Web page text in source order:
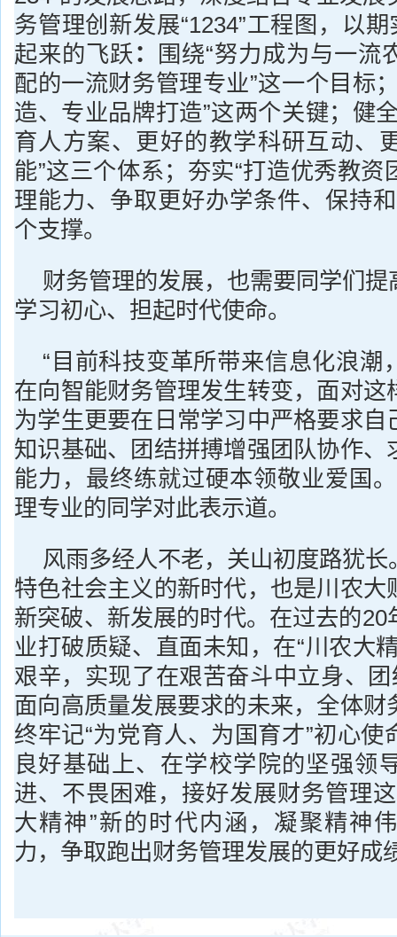
务管理创新发展“1234”工程图，以期
起来的飞跃 ：
围绕“努力成为与一流
配的一流财务管理专业”这一个目标
造、专业品牌打造”这两个关键；健
育人方案、更好的教学科研互动、
能”这三个体系；夯实“打造优秀教资
理能力、争取更好办学条件、保持
个支撑。
财务管理的发展，也需要同学们
学习初心、担起时代使命。
“目前科技变革所带来信息化浪潮
在向智能财务管理发生转变，面对这
为学生更要在日常学习中严格要求自
知识基础、团结拼搏增强团队协作、
能力，最终练就过硬本领敬业爱国
理专业的同学对此表示道。
风雨多经人不老，关山初度路犹
特色社会主义的新时代，也是川农大
新突破、新发展的时代。在过去的20
业打破质疑、直面未知，在“川农大
艰辛，实现了在艰苦奋斗中立身、团
面向高质量发展要求的未来，全体财
终牢记“为党育人、为国育才”初心使
良好基础上、在学校学院的坚强领
进、不畏困难，接好发展财务管理
大精神”新的时代内涵，凝聚精神
力，争取跑出财务管理发展的更好成